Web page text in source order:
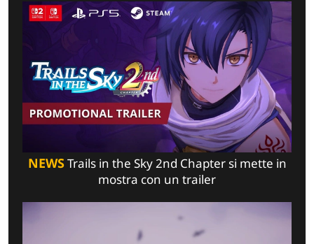
NEWSTrails in the Sky 2nd Chapter si mette in
mostra con un trailer